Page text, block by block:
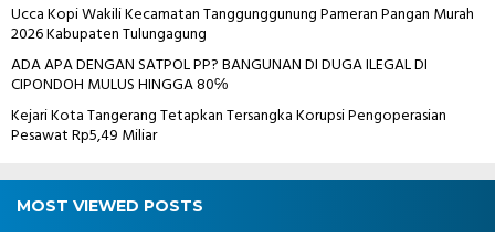
Ucca Kopi Wakili Kecamatan Tanggunggunung Pameran Pangan Murah
2026 Kabupaten Tulungagung
ADA APA DENGAN SATPOL PP? BANGUNAN DI DUGA ILEGAL DI
CIPONDOH MULUS HINGGA 80℅
Kejari Kota Tangerang Tetapkan Tersangka Korupsi Pengoperasian
Pesawat Rp5,49 Miliar
MOST VIEWED POSTS